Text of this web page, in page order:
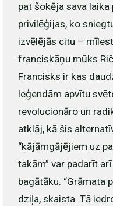
pat šokēja sava laika
privilēģijas, ko
izvēlējās citu –
franciskāņu mūks
Francisks ir kas
leģendām apvītu
revolucionāro un
atklāj, kā šis
“kājāmgājējiem uz
takām” var padarīt
bagātāku. “Grāmata
dziļa, skaista. Tā